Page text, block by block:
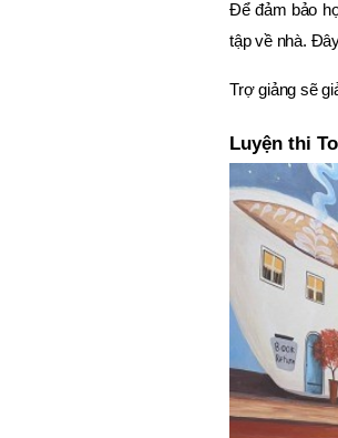
Để đảm bảo
tập về nhà.
Trợ giảng sẽ
Luyện thi